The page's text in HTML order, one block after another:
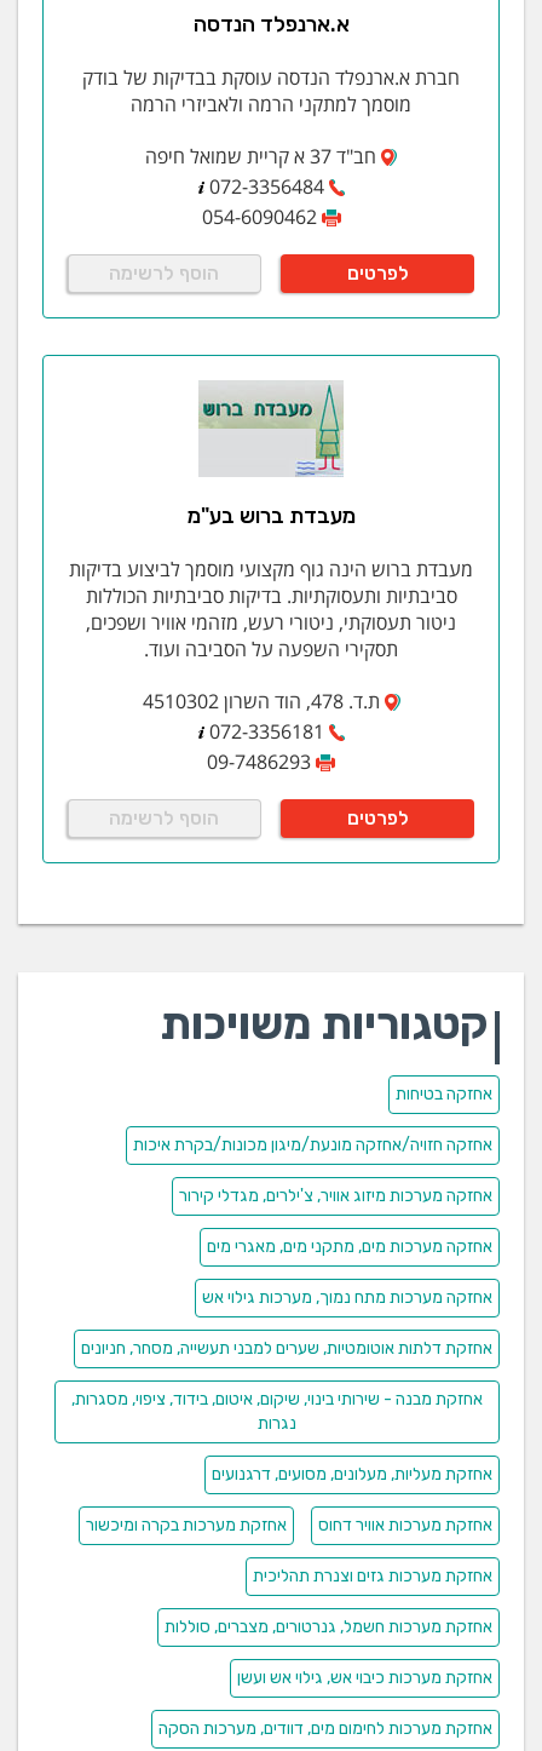
א.ארנפלד הנדסה
חברת א.ארנפלד הנדסה עוסקת בבדיקות של בודק
מוסמך למתקני הרמה ולאביזרי הרמה
חב"ד 37 א קריית שמואל חיפה
072-3356484
054-6090462
לפרטים הוסף לרשימה
מעבדת ברוש בע"מ
מעבדת ברוש הינה גוף מקצועי מוסמך לביצוע בדיקות
סביבתיות ותעסוקתיות. בדיקות סביבתיות הכוללות
ניטור תעסוקתי, ניטורי רעש, מזהמי אוויר ושפכים,
תסקירי השפעה על הסביבה ועוד.
ת.ד. 478, הוד השרון 4510302
072-3356181
09-7486293
לפרטים הוסף לרשימה
קטגוריות משויכות
אחזקה בטיחות
אחזקה חזויה/אחזקה מונעת/מיגון מכונות/בקרת איכות
אחזקה מערכות מיזוג אוויר, צ'ילרים, מגדלי קירור
אחזקה מערכות מים, מתקני מים, מאגרי מים
אחזקה מערכות מתח נמוך, מערכות גילוי אש
אחזקת דלתות אוטומטיות, שערים למבני תעשייה, מסחר, חניונים
אחזקת מבנה - שירותי בינוי, שיקום, איטום, בידוד, ציפוי, מסגרות,
נגרות
אחזקת מעליות, מעלונים, מסועים, דרגנועים
אחזקת מערכות אוויר דחוס אחזקת מערכות בקרה ומיכשור
אחזקת מערכות גזים וצנרת תהליכית
אחזקת מערכות חשמל, גנרטורים, מצברים, סוללות
אחזקת מערכות כיבוי אש, גילוי אש ועשן
אחזקת מערכות לחימום מים, דוודים, מערכות הסקה